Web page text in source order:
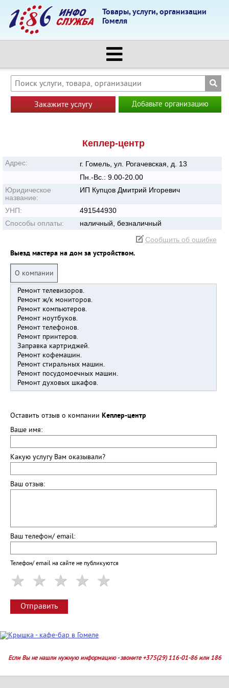
Товары, услуги, организации
Гомеля
Закажите услугу Добавьте организацию
Кеплер-центр
Адрес:
г. Гомель, ул. Рогачевская, д. 13
Пн.-Вс.: 9.00-20.00
Юридическое
название:
ИП Купцов Дмитрий Игоревич
УНП:
491544930
Способы оплаты:
наличный, безналичный
Сообщить об ошибке
Выезд мастера на дом за устройством.
О компании
Ремонт телевизоров.
Ремонт ж/к мониторов.
Ремонт компьютеров.
Ремонт ноутбуков.
Ремонт телефонов.
Ремонт принтеров.
Заправка картриджей.
Ремонт кофемашин.
Ремонт стиральных машин.
Ремонт посудомоечных машин.
Ремонт духовых шкафов.
Оставить отзыв о компании Кеплер-центр
Ваше имя:
Какую услугу Вам оказывали?
Ваш отзыв:
Ваш телефон/ email:
Телефон/ email на сайте не публикуются
Отправить
Если Вы не нашли нужную информацию - звоните +375(29) 116-01-86 или 186